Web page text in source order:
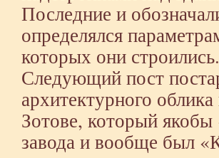
Последние и
определялся
которых они строились.
Следующий пост
архитектурного
Зотове, который якобы
завода и вообще был